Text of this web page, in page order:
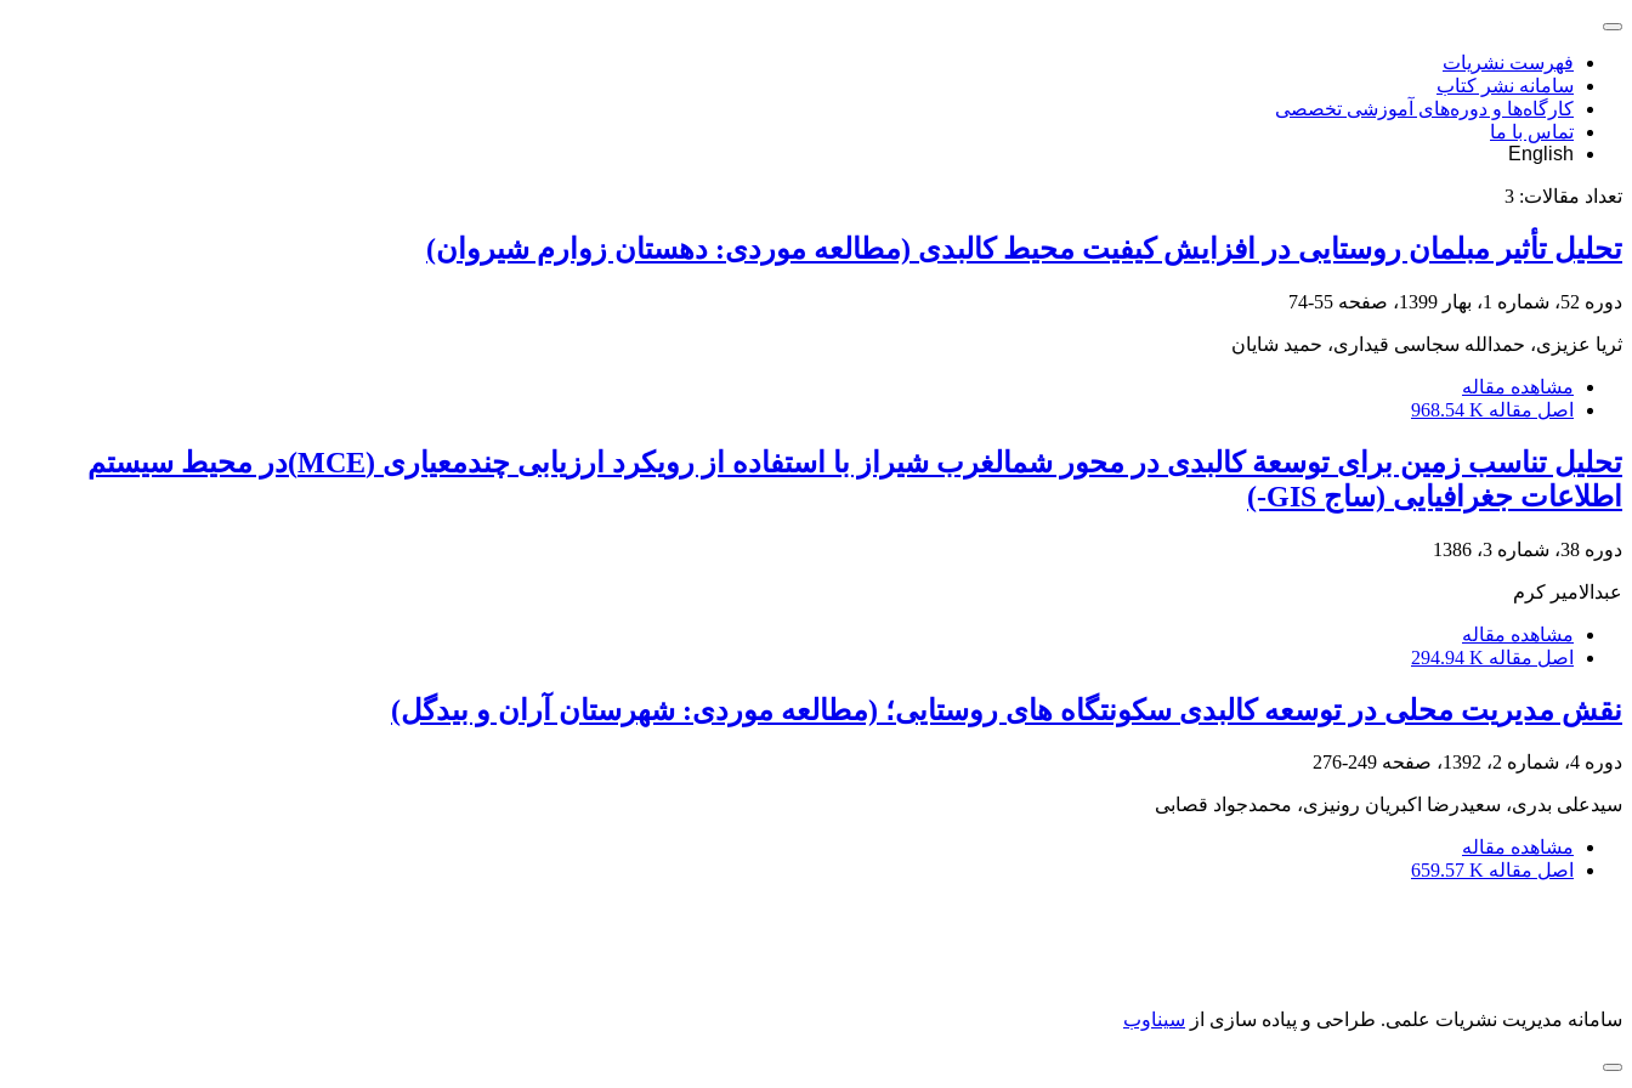
فهرست نشریات
سامانه نشر کتاب
کارگاه‌ها و دوره‌های آموزشی تخصصی
تماس با ما
English
تعداد مقالات: 3
تحلیل تأثیر مبلمان روستایی در افزایش کیفیت محیط کالبدی (مطالعه موردی: دهستان زوارم شیروان)
دوره 52، شماره 1، بهار 1399، صفحه 55-74
ثریا عزیزی، حمدالله سجاسی قیداری، حمید شایان
مشاهده مقاله
اصل مقاله 968.54 K
تحلیل تناسب زمین برای توسعة کالبدی در محور شمالغرب شیراز با استفاده از رویکرد ارزیابی چندمعیاری (MCE)در محیط سیستم
اطلاعات جغرافیایی (ساج GIS-)
دوره 38، شماره 3، 1386
عبدالامیر کرم
مشاهده مقاله
اصل مقاله 294.94 K
نقش مدیریت محلی در توسعه کالبدی سکونتگاه های روستایی؛ (مطالعه موردی: شهرستان آران و بیدگل)
دوره 4، شماره 2، 1392، صفحه 249-276
سیدعلی بدری، سعیدرضا اکبریان رونیزی، محمدجواد قصابی
مشاهده مقاله
اصل مقاله 659.57 K
سامانه مدیریت نشریات علمی. طراحی و پیاده سازی از سیناوب